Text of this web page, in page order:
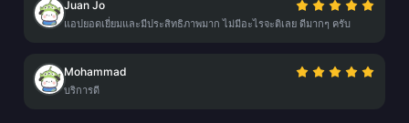
Juan Jo
แอปยอดเยี่ยมและมีประสิทธิภาพมาก ไม่มีอะไรจะติเลย ดีมากๆ ครับ
Mohammad
บริการดี